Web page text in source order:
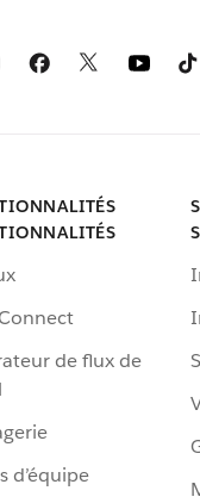
de flux de
d’équipe